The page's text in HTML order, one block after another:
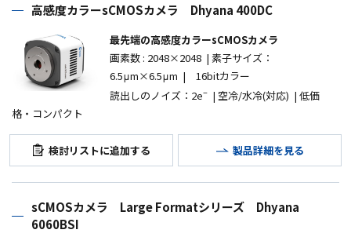
高感度カラーsCMOSカメラ Dhyana 400DC
最先端の高感度カラーsCMOSカメラ
画素数 : 2048×2048 | 素子サイズ：
6.5μm×6.5μm |
16bitカラー
読出しのノイズ： 2e– | 空冷/水冷(対応) | 低価
格・コンパクト
検討リストに追加する 製品詳細を見る
sCMOSカメラ Large Formatシリーズ Dhyana
6060BSI